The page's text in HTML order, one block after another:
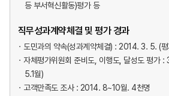
등 부서혁신활동)평가 등
직무성과계약체결 및 평가 경과
도민과의 약속(성과계약체결) : 2014. 3. 5. (
자체평가위원회 준비도, 이행도, 달성도 평가 :
5.1월)
고객만족도 조사 : 2014. 8~10월. 4천명